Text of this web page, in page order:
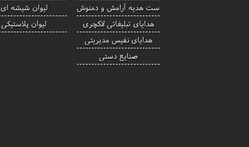
ست هدیه آرامش و دمنوش
هدایای تبلیغاتی لاکچری
هدایای نفیس مدیریتی
صنایع دستی
لیوان شیشه ای
لیوان پلاستیکی